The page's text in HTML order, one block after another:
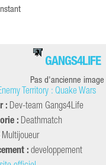
GANGS4LIFE
Pas d'ancienne image
Territory : Quake Wars
: Dev-team Gangs4Life
: Deathmatch
Multijoueur
: developpement